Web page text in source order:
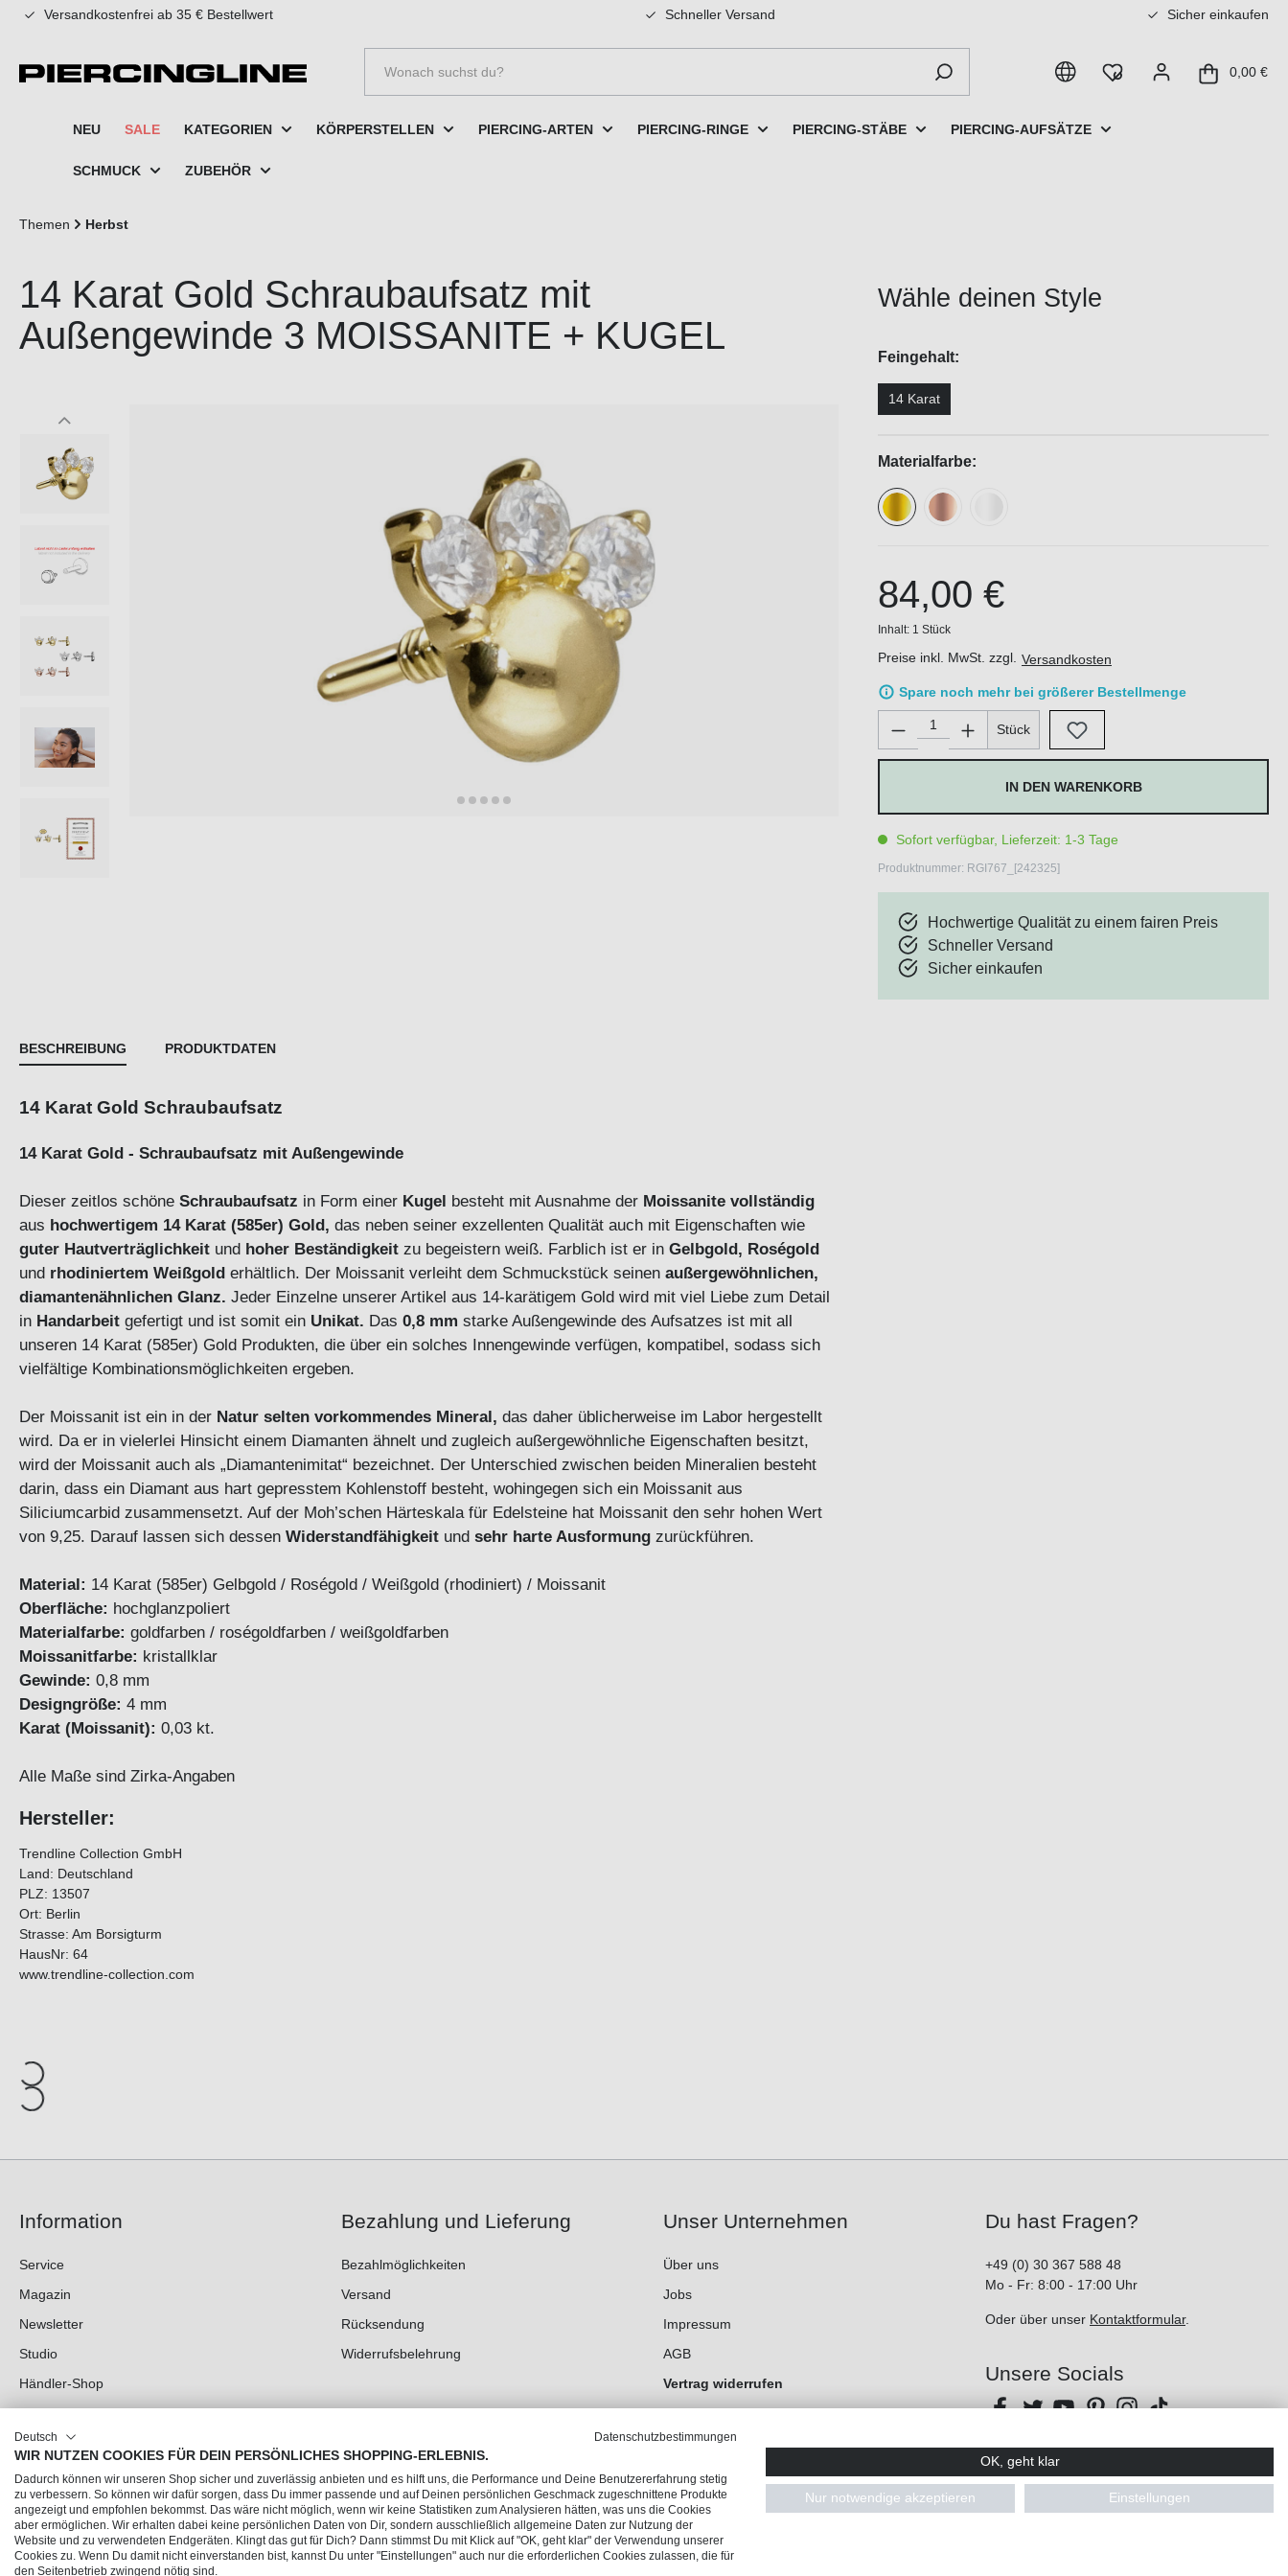
springen Zur Hauptnavigation springen
Versandkostenfrei ab 35 € Bestellwert Schneller Versand Sicher einkaufen
0,00 €
NEU SALE KATEGORIEN KÖRPERSTELLEN PIERCING-ARTEN PIERCING-RINGE PIERCING-STÄBE PIERCING-AUFSÄTZE
SCHMUCK ZUBEHÖR
Themen Herbst
14 Karat Gold Schraubaufsatz mit
Außengewinde 3 MOISSANITE + KUGEL
Wähle deinen Style
Feingehalt:
14 Karat
Materialfarbe:
84,00 €
Inhalt: 1 Stück
Preise inkl. MwSt. zzgl. Versandkosten
Spare noch mehr bei größerer Bestellmenge
Produkt Anzahl: Gib den gewünschten Wert ein oder
Stück
IN DEN WARENKORB
Sofort verfügbar, Lieferzeit: 1-3 Tage
Produktnummer: RGI767_[242325]
Hochwertige Qualität zu einem fairen Preis
Schneller Versand
Sicher einkaufen
BESCHREIBUNG PRODUKTDATEN
14 Karat Gold Schraubaufsatz
14 Karat Gold - Schraubaufsatz mit Außengewinde
Dieser zeitlos schöne Schraubaufsatz in Form einer Kugel besteht mit Ausnahme der Moissanite vollständig
aus hochwertigem 14 Karat (585er) Gold, das neben seiner exzellenten Qualität auch mit Eigenschaften wie
guter Hautverträglichkeit und hoher Beständigkeit zu begeistern weiß. Farblich ist er in Gelbgold, Roségold
und rhodiniertem Weißgold erhältlich. Der Moissanit verleiht dem Schmuckstück seinen außergewöhnlichen,
diamantenähnlichen Glanz. Jeder Einzelne unserer Artikel aus 14-karätigem Gold wird mit viel Liebe zum Detail
in Handarbeit gefertigt und ist somit ein Unikat. Das 0,8 mm starke Außengewinde des Aufsatzes ist mit all
unseren 14 Karat (585er) Gold Produkten, die über ein solches Innengewinde verfügen, kompatibel, sodass sich
vielfältige Kombinationsmöglichkeiten ergeben.
Der Moissanit ist ein in der Natur selten vorkommendes Mineral, das daher üblicherweise im Labor hergestellt
wird. Da er in vielerlei Hinsicht einem Diamanten ähnelt und zugleich außergewöhnliche Eigenschaften besitzt,
wird der Moissanit auch als „Diamantenimitat“ bezeichnet. Der Unterschied zwischen beiden Mineralien besteht
darin, dass ein Diamant aus hart gepresstem Kohlenstoff besteht, wohingegen sich ein Moissanit aus
Siliciumcarbid zusammensetzt. Auf der Moh’schen Härteskala für Edelsteine hat Moissanit den sehr hohen Wert
von 9,25. Darauf lassen sich dessen Widerstandfähigkeit und sehr harte Ausformung zurückführen.
Material: 14 Karat (585er) Gelbgold / Roségold / Weißgold (rhodiniert) / Moissanit
Oberfläche: hochglanzpoliert
Materialfarbe: goldfarben / roségoldfarben / weißgoldfarben
Moissanitfarbe: kristallklar
Gewinde: 0,8 mm
Designgröße: 4 mm
Karat (Moissanit): 0,03 kt.
Alle Maße sind Zirka-Angaben
Hersteller:
Trendline Collection GmbH
Land: Deutschland
PLZ: 13507
Ort: Berlin
Strasse: Am Borsigturm
HausNr: 64
www.trendline-collection.com
Information
Service
Magazin
Newsletter
Studio
Händler-Shop
Bezahlung und Lieferung
Bezahlmöglichkeiten
Versand
Rücksendung
Widerrufsbelehrung
Unser Unternehmen
Über uns
Jobs
Impressum
AGB
Vertrag widerrufen
Datenschutz
Cookie-Einstellungen
Du hast Fragen?
+49 (0) 30 367 588 48
Mo - Fr: 8:00 - 17:00 Uhr
Oder über unser Kontaktformular.
Unsere Socials
© 2026 Trendline direkt GmbH & Co. KG – Alle Rechte vorbehalten
* Alle Preise inkl. gesetzl. Mehrwertsteuer zzgl.
Deutsch Datenschutzbestimmungen
WIR NUTZEN COOKIES FÜR DEIN PERSÖNLICHES SHOPPING-ERLEBNIS.
Dadurch können wir unseren Shop sicher und zuverlässig anbieten und es hilft uns, die Performance und Deine Benutzererfahrung stetig
zu verbessern. So können wir dafür sorgen, dass Du immer passende und auf Deinen persönlichen Geschmack zugeschnittene Produkte
angezeigt und empfohlen bekommst. Das wäre nicht möglich, wenn wir keine Statistiken zum Analysieren hätten, was uns die Cookies
aber ermöglichen. Wir erhalten dabei keine persönlichen Daten von Dir, sondern ausschließlich allgemeine Daten zur Nutzung der
Website und zu verwendeten Endgeräten. Klingt das gut für Dich? Dann stimmst Du mit Klick auf "OK, geht klar" der Verwendung unserer
Cookies zu. Wenn Du damit nicht einverstanden bist, kannst Du unter "Einstellungen" auch nur die erforderlichen Cookies zulassen, die für
den Seitenbetrieb zwingend nötig sind.
OK, geht klar
Nur notwendige akzeptieren Einstellungen